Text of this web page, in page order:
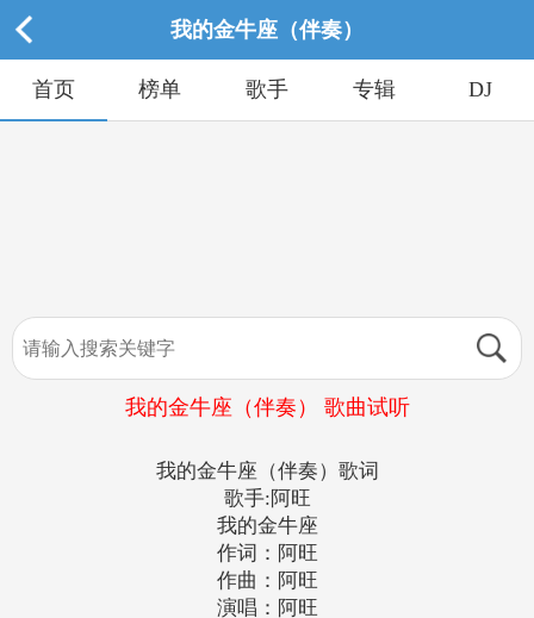
我的金牛座（伴奏）
首页 榜单 歌手 专辑 DJ
我的金牛座（伴奏） 歌曲试听
我的金牛座（伴奏）歌词
歌手:阿旺
我的金牛座
作词：阿旺
作曲：阿旺
演唱：阿旺